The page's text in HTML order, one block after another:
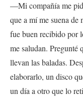
—Mi compañía me
que a mí me suena
fue buen recibido por
me saludan. Pregunté
llevan las baladas.
elaborarlo, un disco
un día a otro que lo